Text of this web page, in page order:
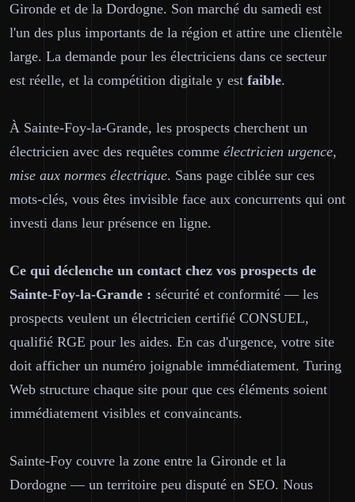
Gironde et de la Dordogne. Son marché du samedi est
l'un des plus importants de la région et attire une clientèle
large. La demande pour les électriciens dans ce secteur
est réelle, et la compétition digitale y est faible.
À Sainte-Foy-la-Grande, les prospects cherchent un
électricien avec des requêtes comme électricien urgence,
mise aux normes électrique. Sans page ciblée sur ces
mots-clés, vous êtes invisible face aux concurrents qui ont
investi dans leur présence en ligne.
Ce qui déclenche un contact chez vos prospects de
Sainte-Foy-la-Grande : sécurité et conformité — les
prospects veulent un électricien certifié CONSUEL,
qualifié RGE pour les aides. En cas d'urgence, votre site
doit afficher un numéro joignable immédiatement. Turing
Web structure chaque site pour que ces éléments soient
immédiatement visibles et convaincants.
Sainte-Foy couvre la zone entre la Gironde et la
Dordogne — un territoire peu disputé en SEO. Nous